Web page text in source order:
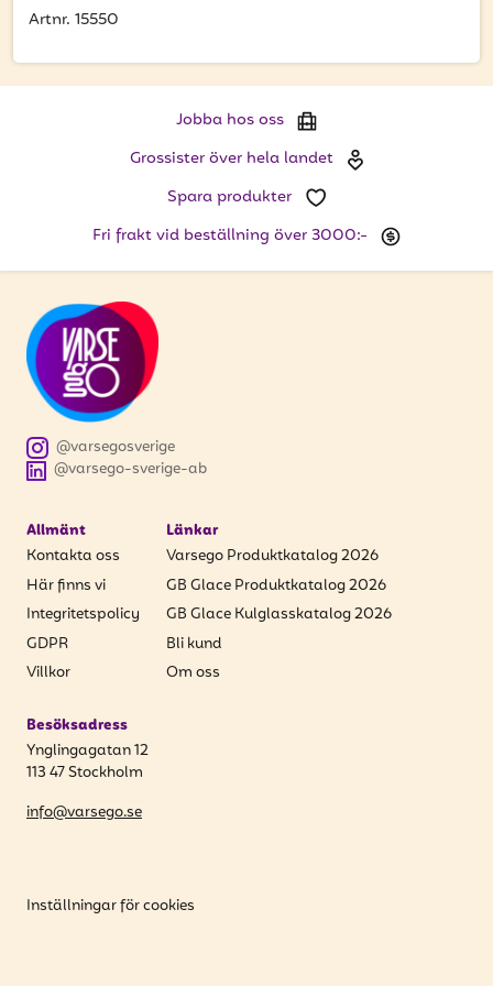
nyheter och erbjudanden.
PRENUMERERA
Artnr. 15550
Jobba hos oss
Grossister över hela landet
Spara produkter
Fri frakt vid beställning över 3000:-
@varsego-sverige-ab
@varsegosverige
Allmänt
Kontakta oss
Här finns vi
Integritetspolicy
GDPR
Villkor
Länkar
Varsego Produktkatalog 2026
GB Glace Produktkatalog 2026
GB Glace Kulglasskatalog 2026
Bli kund
Om oss
Besöksadress
Ynglingagatan 12
113 47 Stockholm
info@varsego.se
Inställningar för cookies